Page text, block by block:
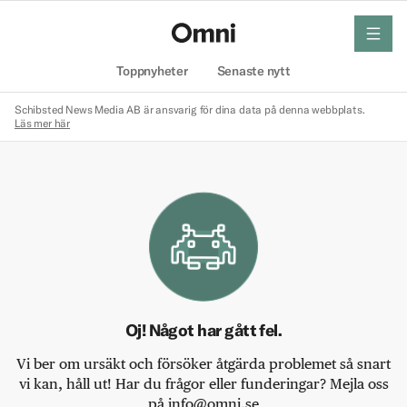
Toppnyheter Senaste nytt
meny
Schibsted News Media AB är ansvarig för dina data på denna webbplats.
Läs mer här
Oj! Något har gått fel.
Vi ber om ursäkt och försöker åtgärda problemet så snart
vi kan, håll ut! Har du frågor eller funderingar? Mejla oss